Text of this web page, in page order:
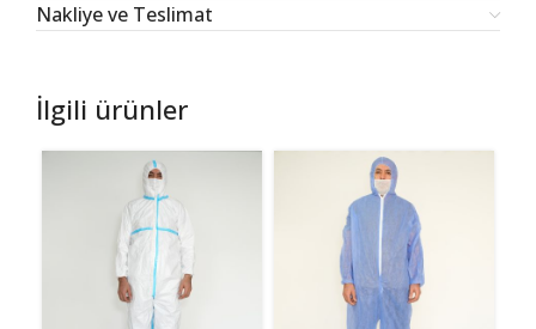
Nakliye ve Teslimat
İlgili ürünler